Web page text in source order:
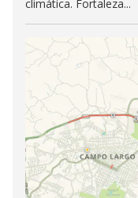
climática. Fortaleza...